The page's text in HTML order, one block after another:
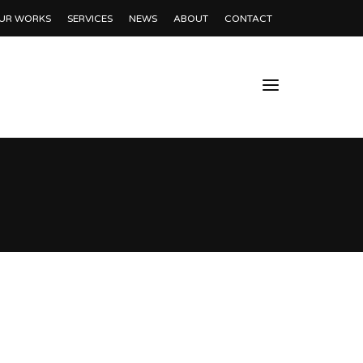
WORKS SERVICES NEWS ABOUT CONTACT